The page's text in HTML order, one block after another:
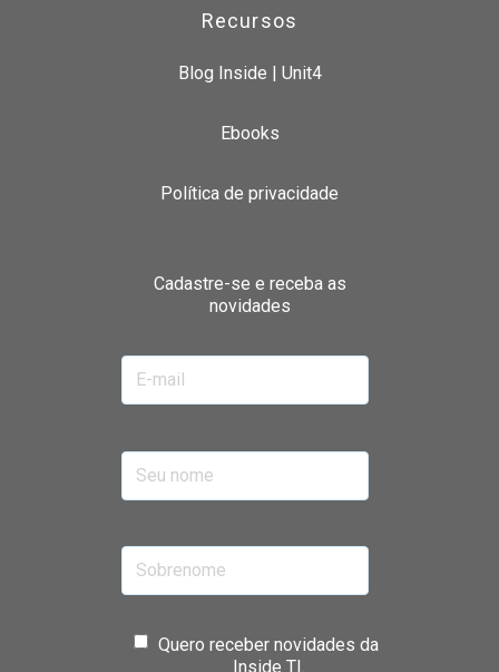
Recursos
Blog Inside | Unit4
Ebooks
Política de privacidade
Cadastre-se e receba as
novidades
Quero receber novidades da
Inside TI.